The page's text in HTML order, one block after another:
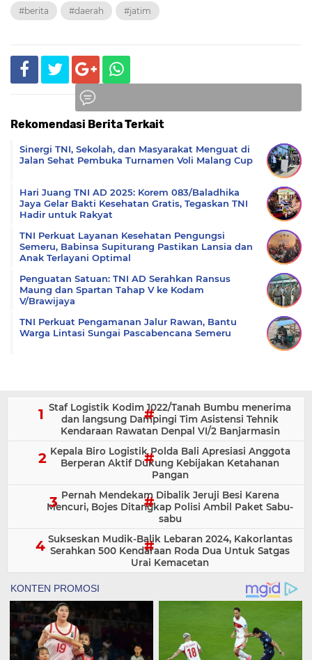
#berita #daerah #jatim
Rekomendasi Berita Terkait
Sinergi TNI, Sekolah, dan Masyarakat Menguat di
Jalan Sehat Pembuka Turnamen Voli Malang Cup
Hari Juang TNI AD 2025: Korem 083/Baladhika
Jaya Gelar Bakti Kesehatan Gratis, Tegaskan TNI
Hadir untuk Rakyat
TNI Perkuat Layanan Kesehatan Pengungsi
Semeru, Babinsa Supiturang Pastikan Lansia dan
Anak Terlayani Optimal
Penguatan Satuan: TNI AD Serahkan Ransus
Maung dan Spartan Tahap V ke Kodam
V/Brawijaya
TNI Perkuat Pengamanan Jalur Rawan, Bantu
Warga Lintasi Sungai Pascabencana Semeru
Staf Logistik Kodim 1022/Tanah Bumbu menerima
dan langsung Dampingi Tim Asistensi Tehnik
Kendaraan Rawatan Denpal VI/2 Banjarmasin
Kepala Biro Logistik Polda Bali Apresiasi Anggota
Berperan Aktif Dukung Kebijakan Ketahanan
Pangan
Pernah Mendekam Dibalik Jeruji Besi Karena
Mencuri, Bojes Ditangkap Polisi Ambil Paket Sabu-
sabu
Sukseskan Mudik-Balik Lebaran 2024, Kakorlantas
Serahkan 500 Kendaraan Roda Dua Untuk Satgas
Urai Kemacetan